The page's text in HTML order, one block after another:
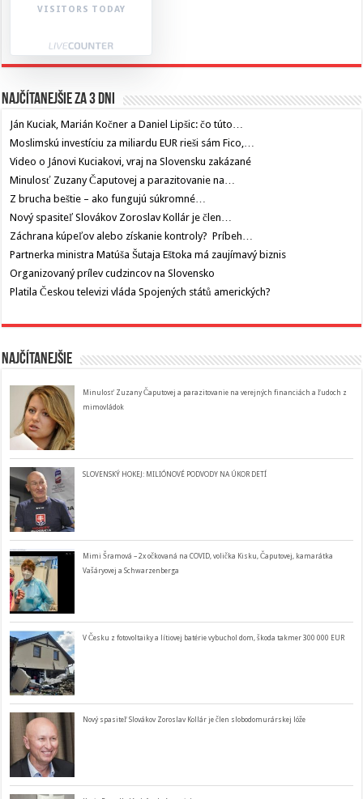
VISITORS TODAY
Najčítanejšie za 3 dni
Ján Kuciak, Marián Kočner a Daniel Lipšic: čo túto…
Moslimskú investíciu za miliardu EUR rieši sám Fico,…
Video o Jánovi Kuciakovi, vraj na Slovensku zakázané
Minulosť Zuzany Čaputovej a parazitovanie na…
Z brucha beštie – ako fungujú súkromné…
Nový spasiteľ Slovákov Zoroslav Kollár je člen…
Záchrana kúpeľov alebo získanie kontroly? Príbeh…
Partnerka ministra Matúša Šutaja Eštoka má zaujímavý biznis
Organizovaný prílev cudzincov na Slovensko
Platila Českou televizi vláda Spojených států amerických?
Najčítanejšie
Minulosť Zuzany Čaputovej a parazitovanie na verejných financiách a ľudoch z
mimovládok
SLOVENSKÝ HOKEJ: MILIÓNOVÉ PODVODY NA ÚKOR DETÍ
Mimi Šramová – 2x očkovaná na COVID, volička Kisku, Čaputovej, kamarátka
Vašáryovej a Schwarzenberga
V Česku z fotovoltaiky a lítiovej batérie vybuchol dom, škoda takmer 300 000 EUR
Nový spasiteľ Slovákov Zoroslav Kollár je člen slobodomurárskej lóže